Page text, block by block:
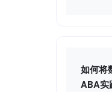
考试和
资助这
如何将
ABA实